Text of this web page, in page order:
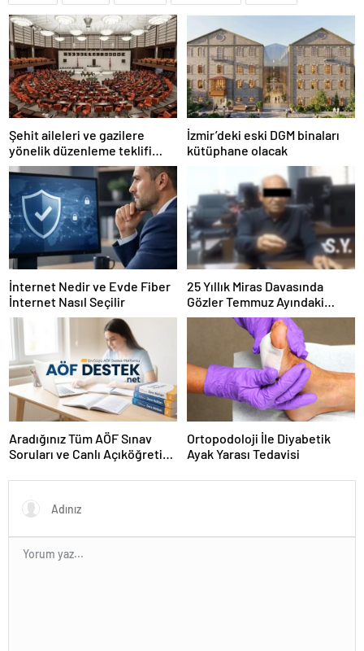
Şehit aileleri ve gazilere
yönelik düzenleme teklifi
Meclis’te kabul edildi
İzmir’deki eski DGM binaları
kütüphane olacak
İnternet Nedir ve Evde Fiber
İnternet Nasıl Seçilir
25 Yıllık Miras Davasında
Gözler Temmuz Ayındaki
Karar Duruşmasına Çevrildi
Aradığınız Tüm AÖF Sınav
Soruları ve Canlı Açıköğretim
Ortopodoloji İle Diyabetik
Ayak Yarası Tedavisi